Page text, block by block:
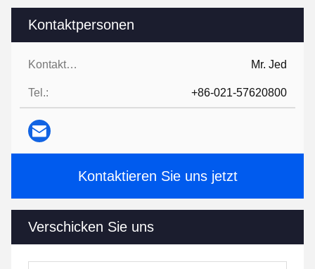
Kontaktpersonen
Kontaktpersonen: Mr. Jed
Tel.: +86-021-57620800
Kontaktieren Sie uns jetzt
Verschicken Sie uns